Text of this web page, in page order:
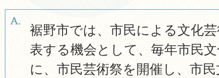
裾野市では、市民による文化
表する機会として、毎年市民
に、市民芸術祭を開催し、市